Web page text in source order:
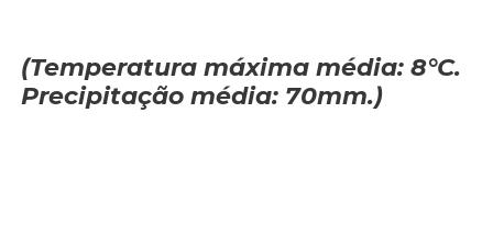
(Temperatura máxima média: 8°C.
Precipitação média: 70mm.)